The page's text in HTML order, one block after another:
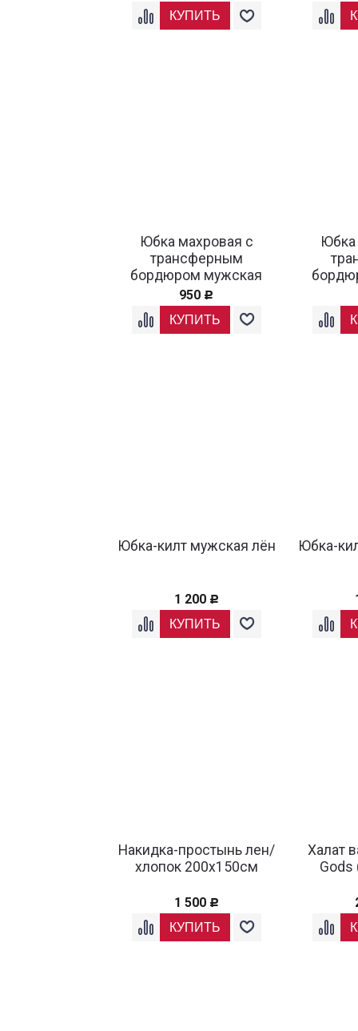
Юбка махровая с
трансферным
бордюром мужская
950 Р
Юбка
Юбка-килт мужская лён
1 200 Р
Юбка-
Накидка-простынь лен/
хлопок 200х150см
1 500 Р
Халат
Gods